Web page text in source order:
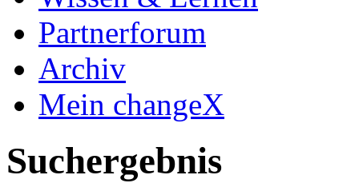
Partnerforum
Archiv
Mein changeX
Suchergebnis